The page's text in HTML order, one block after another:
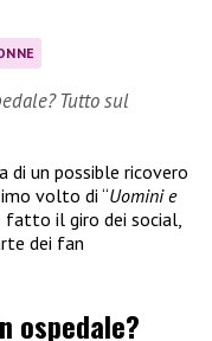
Tutto sul
un possible ricovero
volto di “Uomini e
fatto il giro dei social,
dei fan
ospedale?